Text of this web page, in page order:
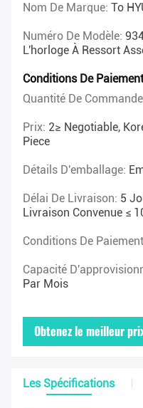
Nom De Marque: To
Numéro De Modèle:
L'horloge À Ressort
Conditions De
Quantité De
Prix: 2≥ Negotiable,
Piece
Détails D'emballage:
Délai De Livraison: 5
Livraison Convenue ≤
Conditions De
Capacité
Par Mois
Obtenez le meilleur
Les Spécifications